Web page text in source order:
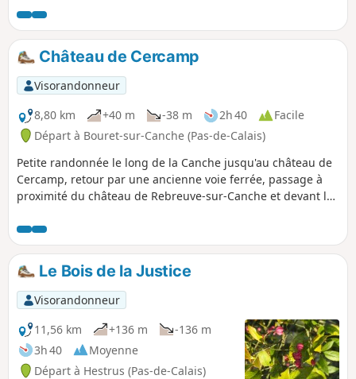
Château de Cercamp
Visorandonneur
8,80 km
+40 m -38 m 2h 40
Facile
Départ à Bouret-sur-Canche (Pas-de-Calais)
Petite randonnée le long de la Canche jusqu'au château de
Cercamp, retour par une ancienne voie ferrée, passage à
proximité du château de Rebreuve-sur-Canche et devant la
Le Bois de la Justice
Visorandonneur
11,56 km
+136 m
-136 m
3h 40
Moyenne
Départ à Hestrus (Pas-de-Calais)